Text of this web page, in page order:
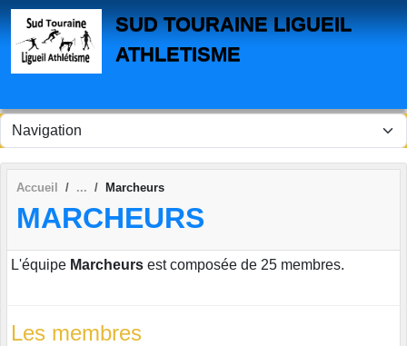
SUD TOURAINE LIGUEIL
ATHLETISME
Accueil Marcheurs
MARCHEURS
L'équipe Marcheurs est composée de 25 membres.
Les membres
Panneau de gestion des cookies